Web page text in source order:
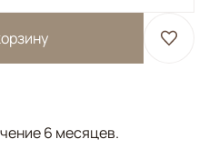
6 месяцев.